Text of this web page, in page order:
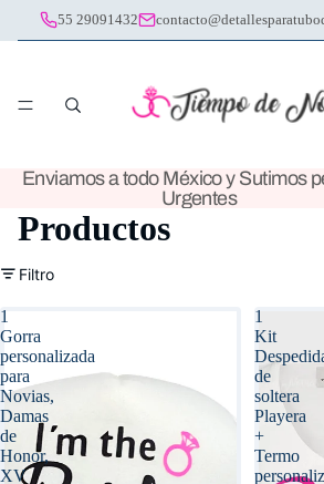
55 29091432
Enviamos a todo México y Sutimos
Urgentes
Productos
Filtro
1
Gorra
personalizada
para
Novias,
Damas
de
Honor,
XV
1
Kit
de
soltera
Playera
+
Termo